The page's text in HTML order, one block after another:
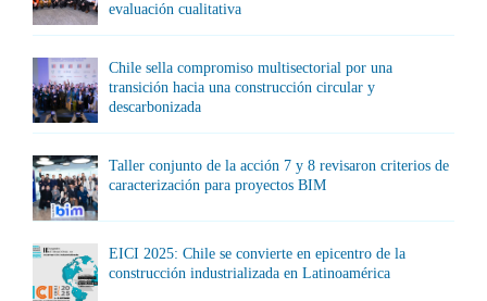
evaluación cualitativa
Chile sella compromiso multisectorial por una
transición hacia una construcción circular y
descarbonizada
Taller conjunto de la acción 7 y 8 revisaron criterios de
caracterización para proyectos BIM
EICI 2025: Chile se convierte en epicentro de la
construcción industrializada en Latinoamérica